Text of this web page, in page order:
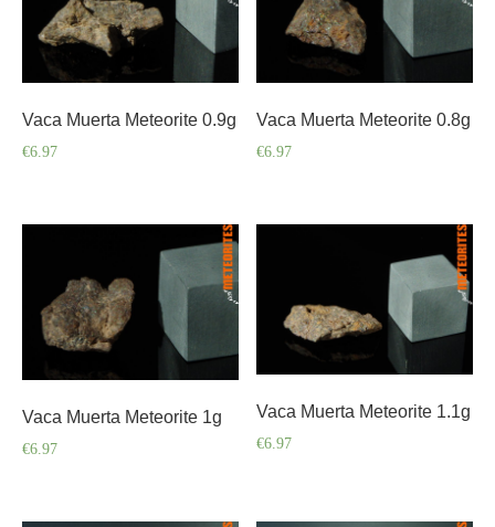
Vaca Muerta Meteorite 0.9g
€6.97
Vaca Muerta Meteorite 0.8g
€6.97
Vaca Muerta Meteorite 1g
€6.97
Vaca Muerta Meteorite 1.1g
€6.97